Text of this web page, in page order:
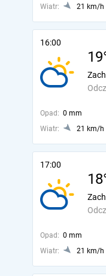
Wiatr:
21 km/h
16:00
Opad: 0 mm
Wiatr:
21 km/h
17:00
Opad: 0 mm
Wiatr:
21 km/h